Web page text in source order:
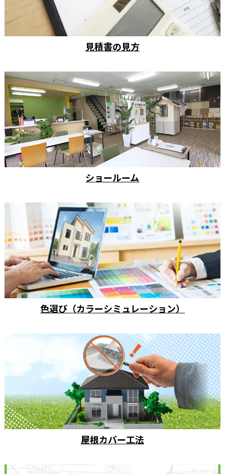
見積書の見方
ショールーム
色選び（カラーシミュレーション）
屋根カバー工法